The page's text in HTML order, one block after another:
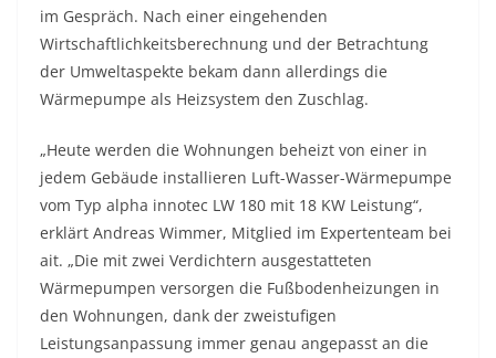
im Gespräch. Nach einer eingehenden
Wirtschaftlichkeitsberechnung und der Betrachtung
der Umweltaspekte bekam dann allerdings die
Wärmepumpe als Heizsystem den Zuschlag.
„Heute werden die Wohnungen beheizt von einer in
jedem Gebäude installieren Luft-Wasser-Wärmepumpe
vom Typ alpha innotec LW 180 mit 18 KW Leistung“,
erklärt Andreas Wimmer, Mitglied im Expertenteam bei
ait. „Die mit zwei Verdichtern ausgestatteten
Wärmepumpen versorgen die Fußbodenheizungen in
den Wohnungen, dank der zweistufigen
Leistungsanpassung immer genau angepasst an die